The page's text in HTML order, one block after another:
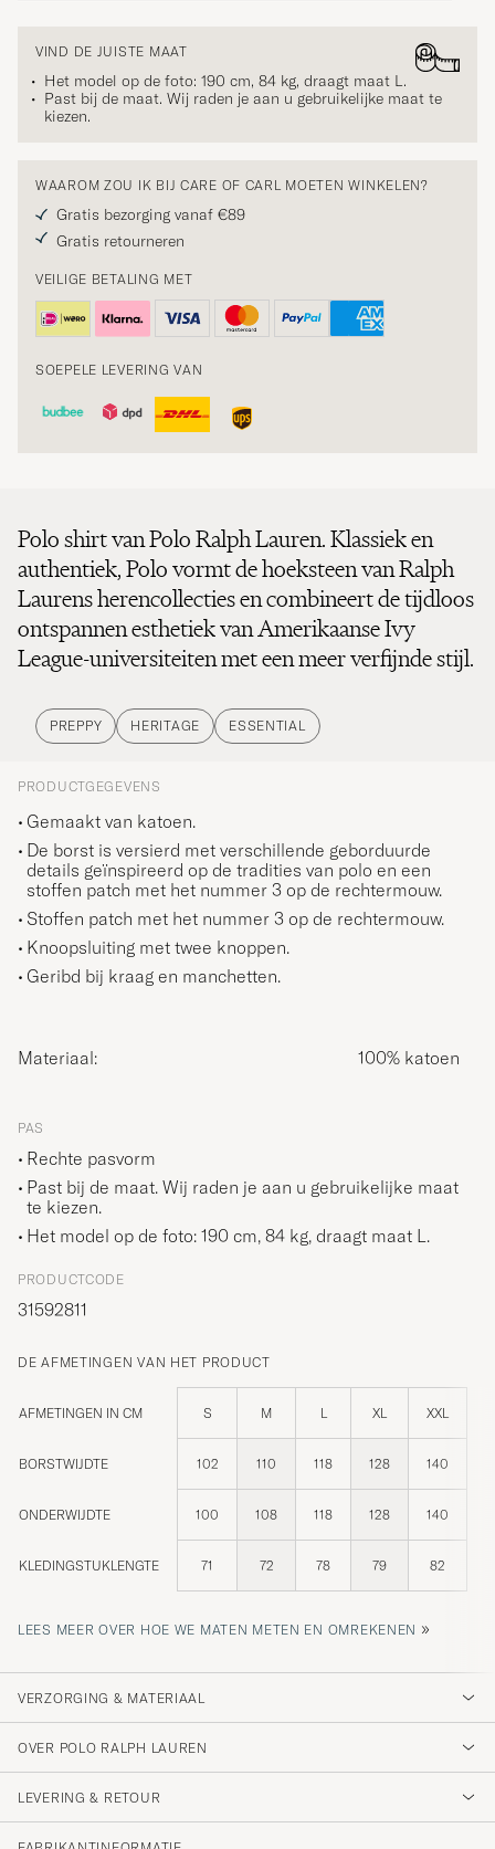
VIND DE JUISTE MAAT
Het model op de foto: 190 cm, 84 kg, draagt maat L.
Past bij de maat. Wij raden je aan u gebruikelijke maat te
kiezen.
WAAROM ZOU IK BIJ CARE OF CARL MOETEN WINKELEN?
Gratis bezorging vanaf €89
Gratis retourneren
VEILIGE BETALING MET
SOEPELE LEVERING VAN
Polo shirt van Polo Ralph Lauren. Klassiek en
authentiek, Polo vormt de hoeksteen van Ralph
Laurens herencollecties en combineert de tijdloos
ontspannen esthetiek van Amerikaanse Ivy
League-universiteiten met een meer verfijnde stijl.
PREPPY HERITAGE ESSENTIAL
PRODUCTGEGEVENS
Gemaakt van katoen.
De borst is versierd met verschillende geborduurde
details geïnspireerd op de tradities van polo en een
stoffen patch met het nummer 3 op de rechtermouw.
Stoffen patch met het nummer 3 op de rechtermouw.
Knoopsluiting met twee knoppen.
Geribd bij kraag en manchetten.
Materiaal: 100% katoen
PAS
Rechte pasvorm
Past bij de maat. Wij raden je aan u gebruikelijke maat
te kiezen.
Het model op de foto: 190 cm, 84 kg, draagt maat L .
PRODUCTCODE
31592811
DE AFMETINGEN VAN HET PRODUCT
AFMETINGEN IN CM S M L XL XXL
BORSTWIJDTE 102 110 118 128 140
ONDERWIJDTE 100 108 118 128 140
KLEDINGSTUKLENGTE 71 72 78 79 82
LEES MEER OVER HOE WE MATEN METEN EN OMREKENEN »
VERZORGING & MATERIAAL
OVER POLO RALPH LAUREN
LEVERING & RETOUR